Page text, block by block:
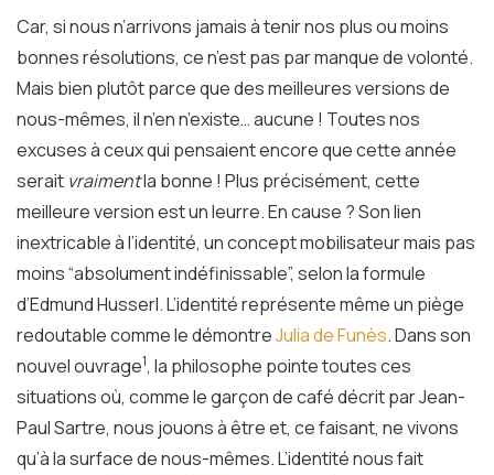
Car, si nous n’arrivons jamais à tenir nos plus ou moins
bonnes résolutions, ce n’est pas par manque de volonté.
Mais bien plutôt parce que des meilleures versions de
nous-mêmes, il n’en n’existe… aucune ! Toutes nos
excuses à ceux qui pensaient encore que cette année
serait vraimentla bonne ! Plus précisément, cette
meilleure version est un leurre. En cause ? Son lien
inextricable à l’identité, un concept mobilisateur mais pas
moins “absolument indéfinissable”, selon la formule
d’Edmund Husserl. L’identité représente même un piège
redoutable comme le démontreJulia de Funès. Dans son
nouvel ouvrage1, la philosophe pointe toutes ces
situations où, comme le garçon de café décrit par Jean-
Paul Sartre, nous jouons à être et, ce faisant, ne vivons
qu’à la surface de nous-mêmes. L’identité nous fait